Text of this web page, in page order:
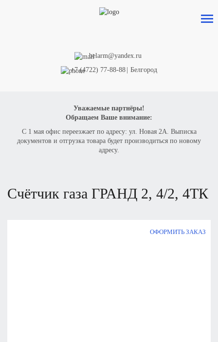
belarm@yandex.ru
+7 (4722) 77-88-88
Белгород
Уважаемые партнёры!
Обращаем Ваше внимание:
С 1 мая офис переезжает по адресу: ул. Новая 2А. Выписка
документов и отгрузка товара будет производиться по новому
адресу.
счётчик газа ГРАНД 2, 4/2, 4ТК
ОФОРМИТЬ ЗАКАЗ